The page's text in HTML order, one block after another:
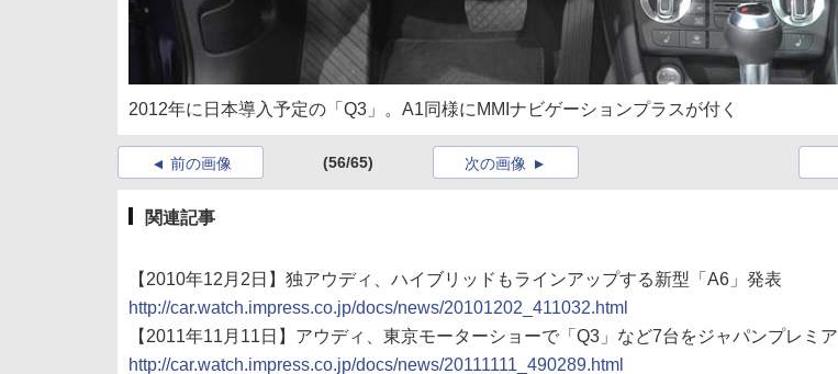
2012年に日本導入予定の「Q3」。A1同様にMMIナビゲーションプラスが付く
前の画像 (56/65) 次の画像
関連記事
【2010年12月2日】独アウディ、ハイブリッドもラインアップする新型「A6」発表
http://car.watch.impress.co.jp/docs/news/20101202_411032.html
【2011年11月11日】アウディ、東京モーターショーで「Q3」など7台をジャパンプレミア
http://car.watch.impress.co.jp/docs/news/20111111_490289.html